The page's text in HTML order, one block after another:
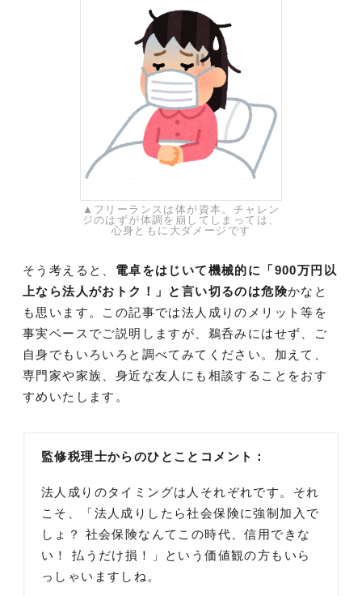
▲フリーランスは体が資本。チャレン
ジのはずが体調を崩してしまっては、
心身ともに大ダメージです
そう考えると、 電卓をはじいて機械的に「900万円以
上なら法人がおトク！」と言い切るのは危険かなと
も思います。この記事では法人成りのメリット等を
事実ベースでご説明しますが、鵜呑みにはせず、ご
自身でもいろいろと調べてみてください。加えて、
専門家や家族、身近な友人にも相談することをおす
すめいたします。
監修税理士からのひとことコメント：
法人成りのタイミングは人それぞれです。それ
こそ、「法人成りしたら社会保険に強制加入で
しょ？ 社会保険なんてこの時代、信用できな
い！ 払うだけ損！」という価値観の方もいら
っしゃいますしね。